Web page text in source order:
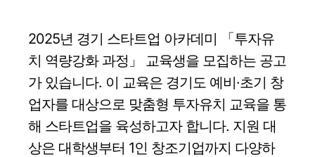
2025년 경기 스타트업 아카데미 「투자유
치 역량강화 과정」 교육생을 모집하는 공고
가 있습니다. 이 교육은 경기도 예비·초기 창
업자를 대상으로 맞춤형 투자유치 교육을 통
해 스타트업을 육성하고자 합니다. 지원 대
상은 대학생부터 1인 창조기업까지 다양하